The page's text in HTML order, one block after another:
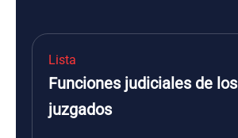
Lista
Funciones judiciales de los
juzgados